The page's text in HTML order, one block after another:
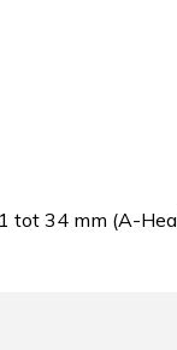
tot 34 mm (A-